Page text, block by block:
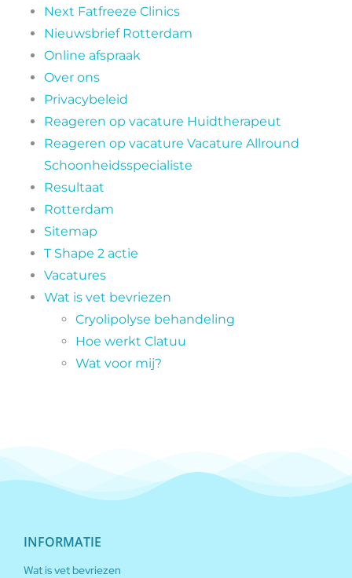
Next Fatfreeze Clinics
Nieuwsbrief Rotterdam
Online afspraak
Over ons
Privacybeleid
Reageren op vacature Huidtherapeut
Reageren op vacature Vacature Allround
Schoonheidsspecialiste
Resultaat
Rotterdam
Sitemap
T Shape 2 actie
Vacatures
Wat is vet bevriezen
Cryolipolyse behandeling
Hoe werkt Clatuu
Wat voor mij?
INFORMATIE
Wat is vet bevriezen